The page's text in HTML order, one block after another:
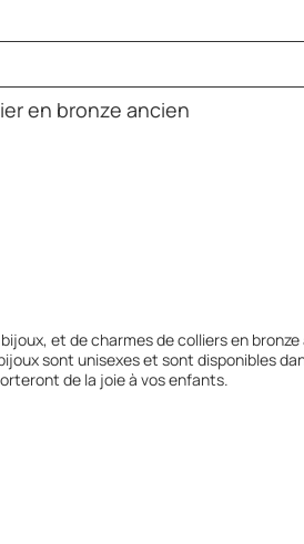
en bronze ancien
et de charmes de colliers en
sont unisexes et sont disponibles
de la joie à vos enfants.